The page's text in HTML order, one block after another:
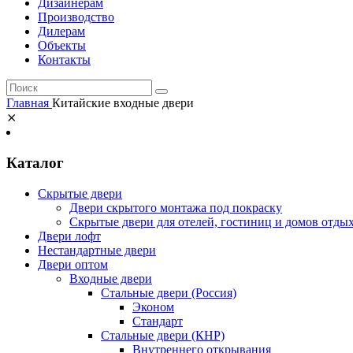
Дизайнерам
Производство
Дилерам
Объекты
Контакты
Главная Китайские входные двери
⨯
Каталог
Скрытые двери
Двери скрытого монтажа под покраску
Скрытые двери для отелей, гостиниц и домов
Двери лофт
Нестандартные двери
Двери оптом
Входные двери
Стальные двери (Россия)
Эконом
Стандарт
Стальные двери (КНР)
Внутреннего открывания